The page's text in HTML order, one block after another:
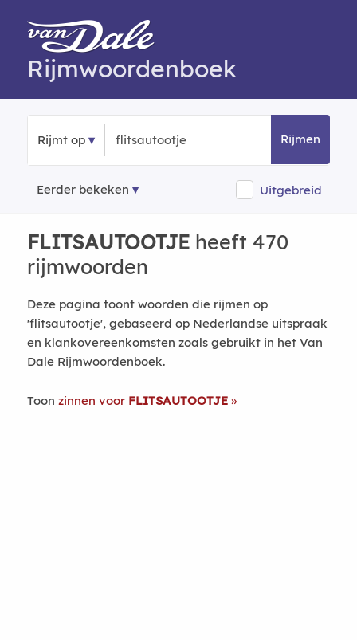
Rijmwoordenboek
Rijmt op Rijmen
Eerder bekeken Uitgebreid
FLITSAUTOOTJEheeft 470
rijmwoorden
Deze pagina toont woorden die rijmen op
'flitsautootje', gebaseerd op Nederlandse uitspraak
en klankovereenkomsten zoals gebruikt in het Van
Dale Rijmwoordenboek.
Toon zinnen voor FLITSAUTOOTJE